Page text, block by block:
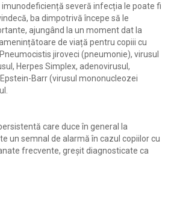
severă infecția le poate fi
ba dimpotrivă începe să le
ajungând la un moment dat la
de viață pentru copiii cu
jiroveci (pneumonie), virusul
Herpes Simplex, adenovirusul,
Barr (virusul mononucleozei
care duce în general la
un semnal de alarmă în cazul copiilor cu
frecvente, greșit diagnosticate ca